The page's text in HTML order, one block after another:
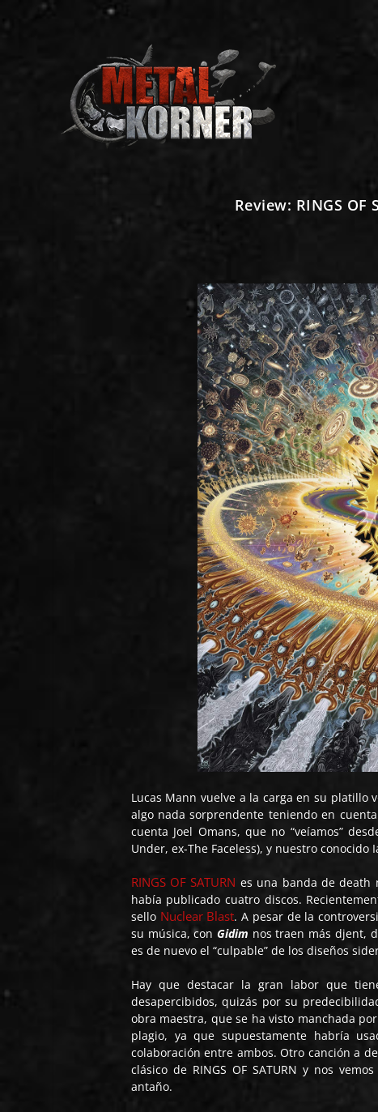
Review: RINGS
Lucas Mann vuelve a la carga en su platillo
algo nada sorprendente teniendo en
cuenta Joel Omans, que no “veíamos”
Under, ex-The Faceless), y nuestro conocido
RINGS OF SATURN es una banda de death
había publicado cuatro discos.
sello Nuclear Blast. A pesar de la
su música, con ​ Gidim nos traen más djent,
es de nuevo el “culpable” de los diseños
Hay que destacar la gran labor que
desapercibidos, quizás por su
obra maestra, que se ha visto manchada
plagio, ya que supuestamente habría
colaboración entre ambos. Otro canción a
clásico de RINGS OF SATURN y nos
antaño.